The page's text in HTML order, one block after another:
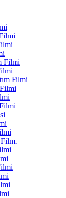
Filmi
Filmi
Filmi